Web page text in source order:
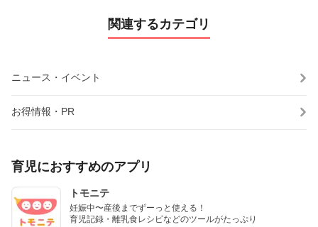
関連するカテゴリ
ニュース・イベント
お得情報・PR
育児におすすめのアプリ
トモニテ
妊娠中〜産後までずーっと使える！
育児記録・離乳食レシピなどのツールがたっぷり